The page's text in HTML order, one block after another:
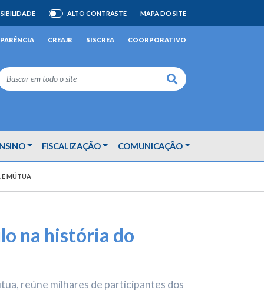
ATIVAR/DESATIVAR
ALTO CONTRASTE MAPA DO SITE
CREAJR SISCREA COORPORATIVO
Buscar
FISCALIZAÇÃO COMUNICAÇÃO
E MÚTUA
na história do
reúne milhares de participantes dos